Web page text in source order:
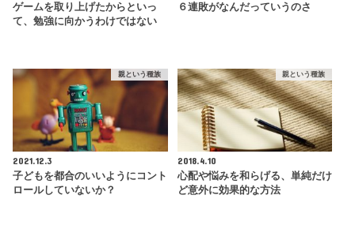
ゲームを取り上げたからといっ
て、勉強に向かうわけではない
６連敗がなんだっていうのさ
親という種族
2021.12.3
子どもを都合のいいようにコント
ロールしていないか？
親という種族
2018.4.10
心配や悩みを和らげる、単純だけ
ど意外に効果的な方法